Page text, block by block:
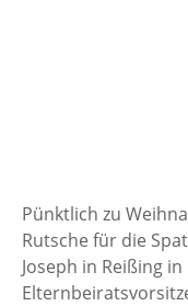
Pünktlich zu
Rutsche für die
Joseph in Reißing